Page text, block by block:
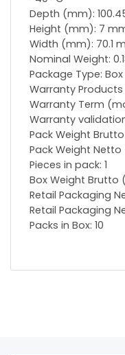
Depth (mm):
Height (mm): 7
Width (mm): 70.1
Nominal Weight:
Package Type: Box
Warranty
Warranty Term
Warranty
Pack Weight
Pack Weight Netto
Pieces in pack: 1
Box Weight Brutto
Retail Packaging
Retail Packaging
Packs in Box: 10